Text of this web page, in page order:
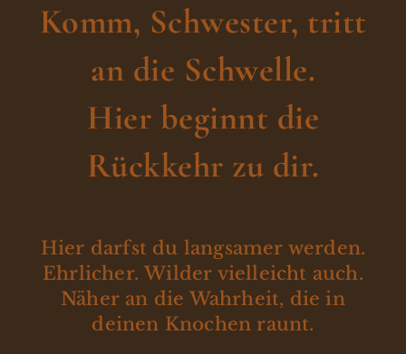
Komm, Schwester, tritt
an die Schwelle.
Hier beginnt die
Rückkehr zu dir.
Hier darfst du langsamer werden.
Ehrlicher. Wilder vielleicht auch.
Näher an die Wahrheit, die in
deinen Knochen raunt.